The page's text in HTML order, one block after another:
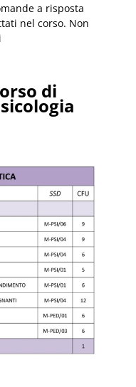
a risposta
nel corso. Non
di